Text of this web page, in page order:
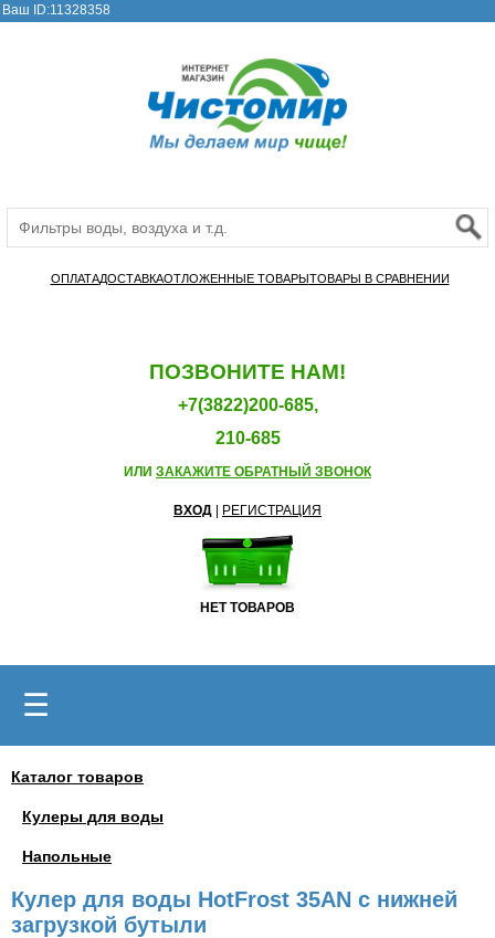
Ваш ID:11328358
ОПЛАТАДОСТАВКАОТЛОЖЕННЫЕ ТОВАРЫТОВАРЫ В СРАВНЕНИИ
ПОЗВОНИТЕ НАМ!
+7(3822)200-685,
210-685
ИЛИ ЗАКАЖИТЕ ОБРАТНЫЙ ЗВОНОК
ВХОД РЕГИСТРАЦИЯ
НЕТ ТОВАРОВ
☰
Каталог товаров
Кулеры для воды
Напольные
Кулер для воды HotFrost 35AN с нижней
загрузкой бутыли